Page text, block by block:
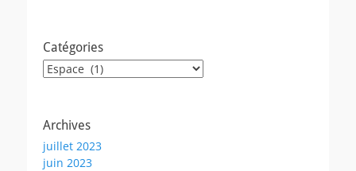
Catégories
Catégories
Archives
juillet 2023
juin 2023